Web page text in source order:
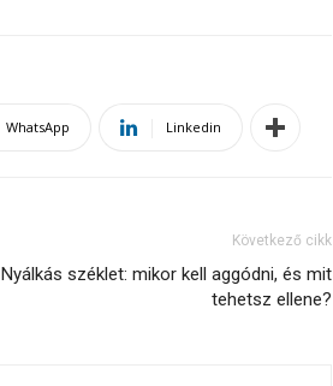
WhatsApp Linkedin
Következő cikk
Nyálkás széklet: mikor kell aggódni, és mit
tehetsz ellene?